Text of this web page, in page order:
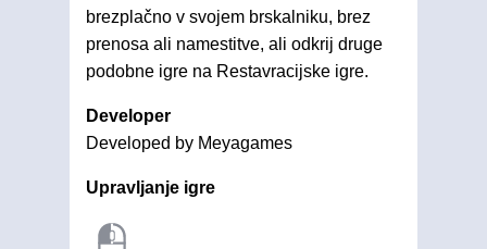
brezplačno v svojem brskalniku, brez
prenosa ali namestitve, ali odkrij druge
podobne igre na Restavracijske igre.
Developer
Developed by Meyagames
Upravljanje igre